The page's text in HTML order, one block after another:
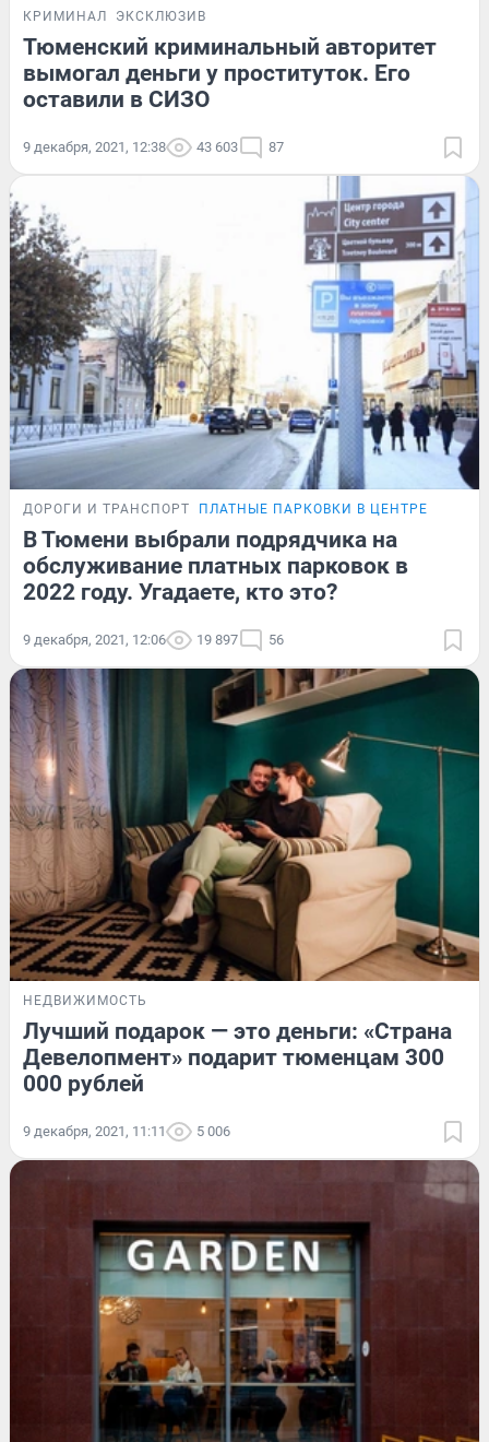
КРИМИНАЛ ЭКСКЛЮЗИВ
Тюменский криминальный авторитет
вымогал деньги у проституток. Его
оставили в СИЗО
9 декабря, 2021, 12:38 43 603 87
ДОРОГИ И ТРАНСПОРТ ПЛАТНЫЕ ПАРКОВКИ В ЦЕНТРЕ
В Тюмени выбрали подрядчика на
обслуживание платных парковок в
2022 году. Угадаете, кто это?
9 декабря, 2021, 12:06 19 897 56
НЕДВИЖИМОСТЬ
Лучший подарок — это деньги: «Страна
Девелопмент» подарит тюменцам 300
000 рублей
9 декабря, 2021, 11:11 5 006